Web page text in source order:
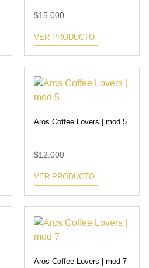
$15.000
VER PRODUCTO
Aros Coffee Lovers | mod 5
$12.000
VER PRODUCTO
Aros Coffee Lovers | mod 7